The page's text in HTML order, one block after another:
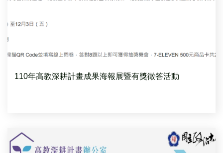
110年高教深耕計畫成果海報展暨有獎徵答活動